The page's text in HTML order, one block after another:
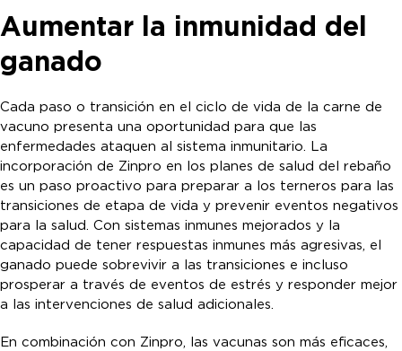
Aumentar la inmunidad del
ganado
Cada paso o transición en el ciclo de vida de la carne de
vacuno presenta una oportunidad para que las
enfermedades ataquen al sistema inmunitario. La
incorporación de Zinpro en los planes de salud del rebaño
es un paso proactivo para preparar a los terneros para las
transiciones de etapa de vida y prevenir eventos negativos
para la salud. Con sistemas inmunes mejorados y la
capacidad de tener respuestas inmunes más agresivas, el
ganado puede sobrevivir a las transiciones e incluso
prosperar a través de eventos de estrés y responder mejor
a las intervenciones de salud adicionales.
En combinación con Zinpro, las vacunas son más eficaces,